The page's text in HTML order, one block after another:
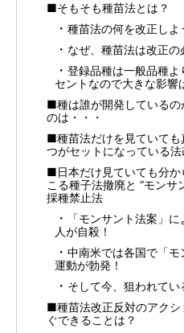
■そもそも種苗法とは？
種苗法の何を改正しよ
なぜ、種苗法は改正の
登録品種は一般品種
セントなので大きな影響
■種は誰が開発しているの
のは・・・
■種苗法だけを見ていて
つがセットになっている法
■日本だけ見ていても分か
こる種子法撤廃と “モンサ
採種禁止法
「モンサント法案」
人が自殺！
中南米では各国で「
運動が勃発！
そして今、狙われてい
■種苗法改正反対のアクシ
ぐできることは？